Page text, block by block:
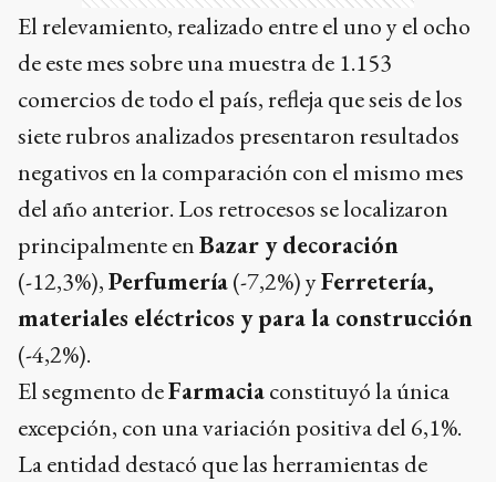
El relevamiento, realizado entre el uno y el ocho
de este mes sobre una muestra de 1.153
comercios de todo el país, refleja que seis de los
siete rubros analizados presentaron resultados
negativos en la comparación con el mismo mes
del año anterior. Los retrocesos se localizaron
principalmente enBazar y decoración
(-12,3%),Perfumería(-7,2%) yFerretería,
materiales eléctricos y para la construcción
(-4,2%).
El segmento deFarmaciaconstituyó la única
excepción, con una variación positiva del 6,1%.
La entidad destacó que las herramientas de